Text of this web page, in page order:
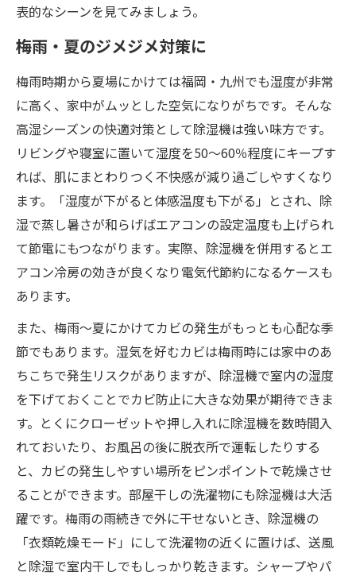
表的なシーンを見てみましょう。
梅雨・夏のジメジメ対策に
梅雨時期から夏場にかけては福岡・九州でも湿度が非常
に高く、家中がムッとした空気になりがちです。そんな
高湿シーズンの快適対策として除湿機は強い味方です。
リビングや寝室に置いて湿度を50～60％程度にキープす
れば、肌にまとわりつく不快感が減り過ごしやすくなり
ます。「湿度が下がると体感温度も下がる」とされ、除
湿で蒸し暑さが和らげばエアコンの設定温度も上げられ
て節電にもつながります​。実際、除湿機を併用するとエ
アコン冷房の効きが良くなり電気代節約になるケースも
あります。
また、梅雨～夏にかけてカビの発生がもっとも心配な季
節でもあります。湿気を好むカビは梅雨時には家中のあ
ちこちで発生リスクがありますが、除湿機で室内の湿度
を下げておくことでカビ防止に大きな効果が期待できま
す。とくにクローゼットや押し入れに除湿機を数時間入
れておいたり、お風呂の後に脱衣所で運転したりする
と、カビの発生しやすい場所をピンポイントで乾燥させ
ることができます。部屋干しの洗濯物にも除湿機は大活
躍です。梅雨の雨続きで外に干せないとき、除湿機の
「衣類乾燥モード」にして洗濯物の近くに置けば、送風
と除湿で室内干しでもしっかり乾きます。シャープやパ